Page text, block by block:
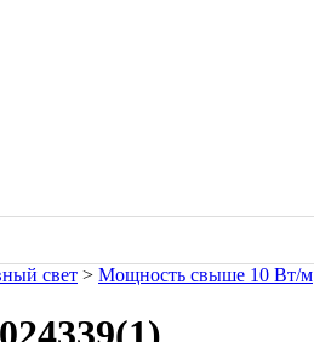
свет > Мощность свыше 10 Вт/м